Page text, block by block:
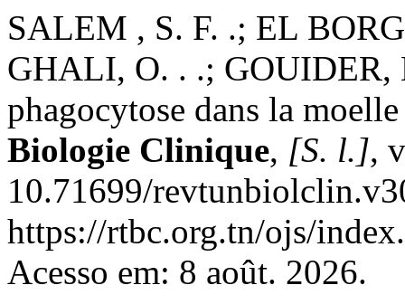
SALEM , S. F. .; EL
GHALI, O. . .; GOUIDER,
phagocytose dans la
Biologie Clinique, [S. l.],
10.71699/
https://rtbc.org.tn/ojs/
Acesso em: 8 août. 2026.